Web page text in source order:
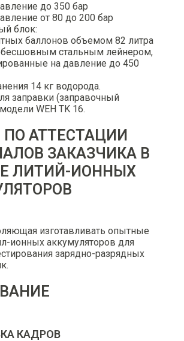
до 350 бар
от 80 до 200 бар
блок:
баллонов объемом 82 литра
стальным лейнером,
на давление до 450
14 кг водорода.
заправки (заправочный
WEH TK 16.
АТТЕСТАЦИИ
ЗАКАЗЧИКА В
ЛИТИЙ-ИОННЫХ
изготавливать опытные
ионных аккумуляторов для
зарядно-разрядных
КАДРОВ